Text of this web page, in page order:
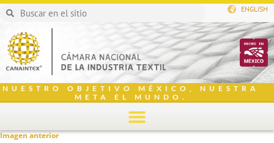
ENGLISH
NUESTRO OBJETIVO MÉXICO, NUESTRA
META EL MUNDO.
Imagen anterior